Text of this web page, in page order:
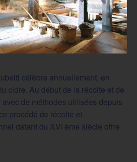
célèbre annuellement, en
cidre. Au début de la récolte et de
avec de méthodes utilisées depuis
procédé de récolte et
datant du XVI ème siècle offre